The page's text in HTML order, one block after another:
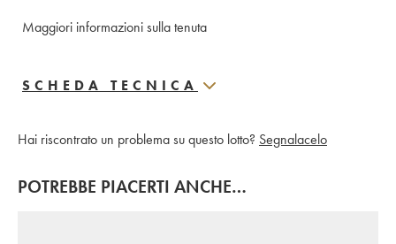
Maggiori informazioni sulla tenuta
SCHEDA TECNICA
Hai riscontrato un problema su questo lotto? Segnalacelo
POTREBBE PIACERTI ANCHE…